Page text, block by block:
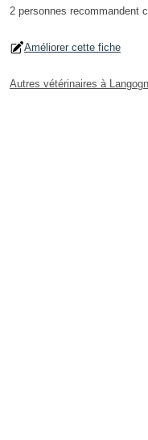
2 personnes recommandent
Améliorer cette fiche
Autres vétérinaires à